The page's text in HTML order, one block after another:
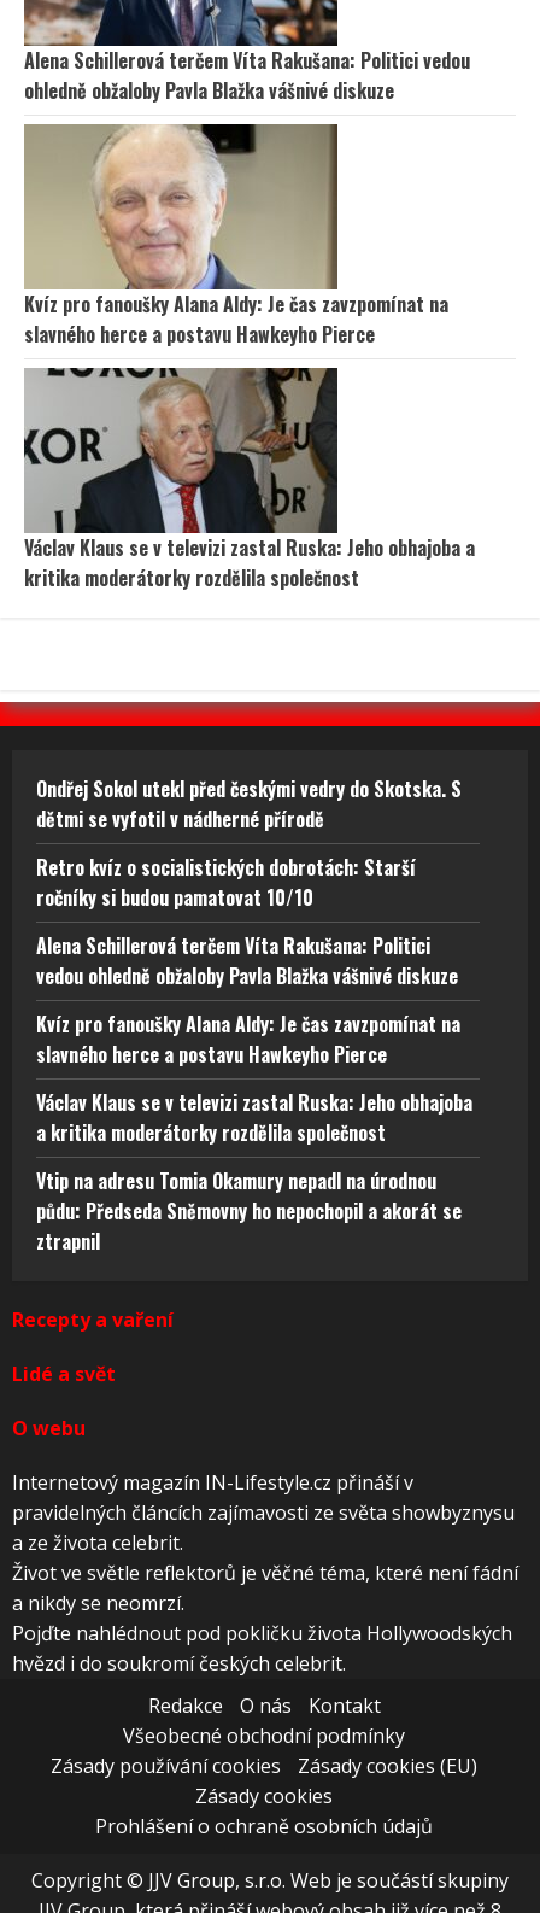
Alena Schillerová terčem Víta Rakušana: Politici vedou
ohledně obžaloby Pavla Blažka vášnivé diskuze
Kvíz pro fanoušky Alana Aldy: Je čas zavzpomínat na
slavného herce a postavu Hawkeyho Pierce
Václav Klaus se v televizi zastal Ruska: Jeho obhajoba a
kritika moderátorky rozdělila společnost
Ondřej Sokol utekl před českými vedry do Skotska. S
dětmi se vyfotil v nádherné přírodě
Retro kvíz o socialistických dobrotách: Starší
ročníky si budou pamatovat 10/10
Alena Schillerová terčem Víta Rakušana: Politici
vedou ohledně obžaloby Pavla Blažka vášnivé diskuze
Kvíz pro fanoušky Alana Aldy: Je čas zavzpomínat na
slavného herce a postavu Hawkeyho Pierce
Václav Klaus se v televizi zastal Ruska: Jeho obhajoba
a kritika moderátorky rozdělila společnost
Vtip na adresu Tomia Okamury nepadl na úrodnou
půdu: Předseda Sněmovny ho nepochopil a akorát se
ztrapnil
Recepty a vaření
Lidé a svět
O webu
Internetový magazín IN-Lifestyle.cz přináší v
pravidelných článcích zajímavosti ze světa showbyznysu
a ze života celebrit.
Život ve světle reflektorů je věčné téma, které není fádní
a nikdy se neomrzí.
Pojďte nahlédnout pod pokličku života Hollywoodských
hvězd i do soukromí českých celebrit.
Redakce
O nás
Kontakt
Všeobecné obchodní podmínky
Zásady používání cookies
Zásady cookies (EU)
Zásady cookies
Prohlášení o ochraně osobních údajů
Copyright © JJV Group, s.r.o. Web je součástí skupiny